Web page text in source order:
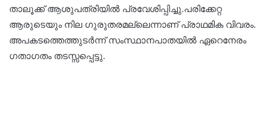
താലൂക്ക് ആശുപത്രിയിൽ പ്രവേശിപ്പിച്ചു.പരിക്കേറ്റ
ആരുടെയും നില ഗുരുതരമല്ലെന്നാണ് പ്രാഥമിക വിവരം.
അപകടത്തെത്തുടർന്ന് സംസ്ഥാനപാതയിൽ ഏറെനേരം
ഗതാഗതം തടസ്സപ്പെട്ടു.